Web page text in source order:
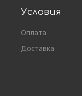
Условия
Оплата
Доставка